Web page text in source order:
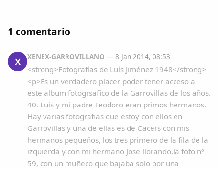
1 comentario
X XENEX-GARROVILLANO — 8 Jan 2014, 08:53
<strong>Fotografías de Luís Jiménez 1948</strong>
<p>Es un verdadero placer poder tener acceso a
este album fotogrsafico de la Garrovillas de los años.
40. Luis y mi padre Teodoro eran primos hermanos.
Hay varias fotografias que estoy con ellos en
Garrovillas y una de ellas es de Cacers con mis
hermanos pequeños, los tres primero de la fila de la
izquierda y con mi hermano Jose llorando,la foto nº
59, con un muñeco que bajaba solo por una